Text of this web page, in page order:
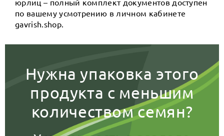
по вашему усмотрению в личном кабинете
gavrish.shop.
Нужна упаковка этого
продукта с меньшим
количеством семян?